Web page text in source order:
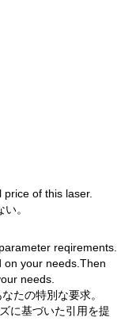
of this laser.
。
reqirements.
on your needs.Then
needs.
たの特別な要求。
に基づいた引用を提